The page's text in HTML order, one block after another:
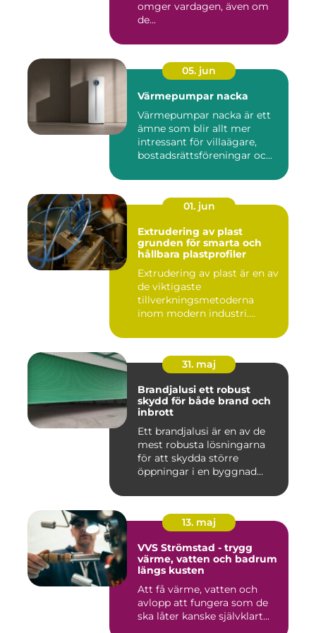
omger vardagen, även om
de...
05. jun
Värmepumpar nacka
Värmepumpar nacka är ett
ämne som blir allt mer
intressant för villaägare,
bostadsrättsföreningar oc...
01. jun
Extrudering av plast
grunden för smarta och
hållbara plastprofiler
Extrudering av plast är en av
de viktigaste
tillverkningsmetoderna
inom modern industri.
31. maj
Brandjalusi ett robust
skydd för både brand och
inbrott
Ett brandjalusi är en av de
mest robusta lösningarna
för att skydda större
öppningar i en byggnad
13. maj
VVS Strömstad - trygg
värme, vatten och badrum
längs kusten
Att få värme, vatten och
avlopp att fungera som de
ska låter kanske självklart...